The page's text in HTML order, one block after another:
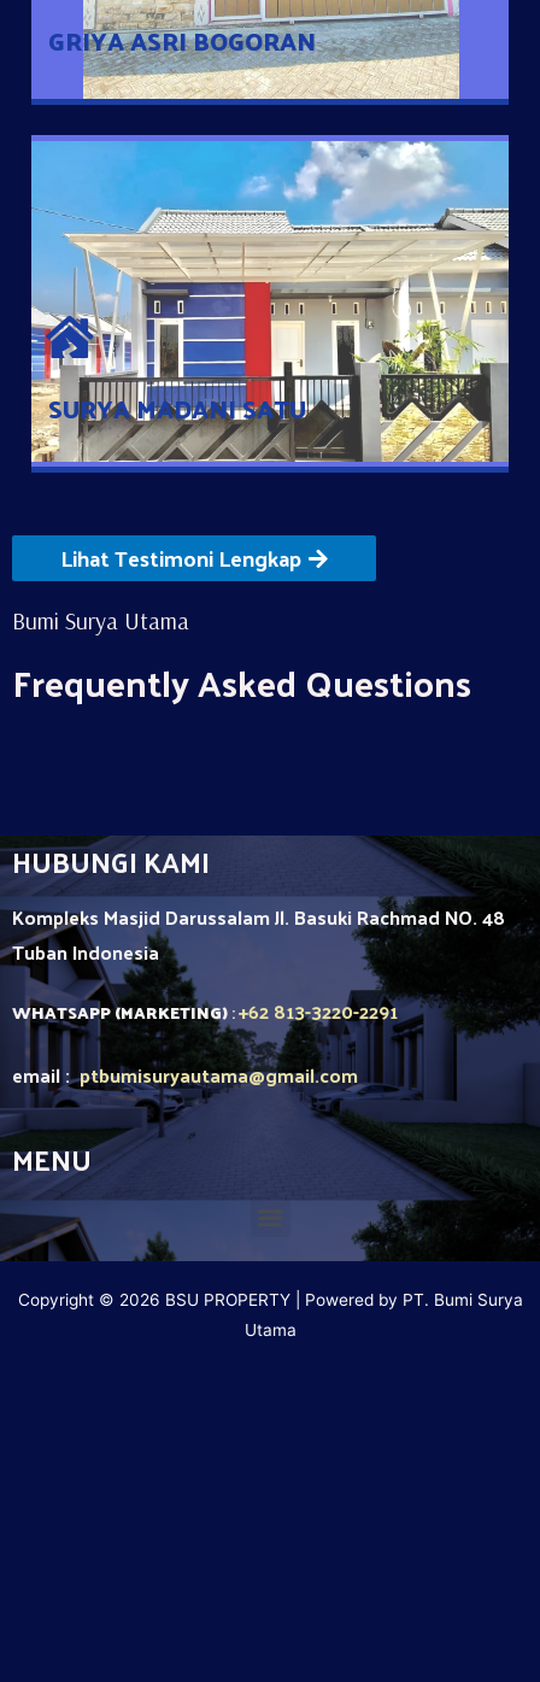
GRIYA ASRI BOGORAN
SURYA MADANI SATU
SURYA MADANI SATU
Satu-satunya Hunian nyaman dengan harga subsidi hanya 100
jutaan dengan lokasi strategis di Tuban
Lihat Testimoni Lengkap
Bumi Surya Utama
Frequently Asked Questions
HUBUNGI KAMI
Kompleks Masjid Darussalam Jl. Basuki Rachmad NO. 48
TubanIndonesia
WHATSAPP (MARKETING):+62 813-3220-2291
email :ptbumisuryautama@gmail.com
MENU
Copyright © 2026 BSU PROPERTY | Powered by PT. Bumi Surya
Utama